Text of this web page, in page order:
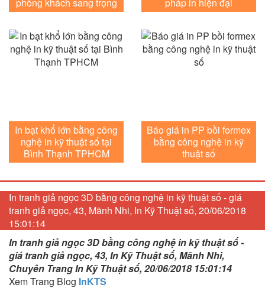
In bạt khổ lớn bằng công
nghệ in kỹ thuật số tại
Bình Thạnh TPHCM
Báo giá in PP bồi formex
bằng công nghệ in kỹ
thuật số
In tranh giả ngọc 3D bằng công nghệ in kỹ thuật số - giá
tranh giả ngọc, 43, Mãnh Nhi, In Kỹ Thuật số, 20/06/2018
15:01:14
In tranh giả ngọc 3D bằng công nghệ in kỹ thuật số -
giá tranh giả ngọc, 43, In Kỹ Thuật số, Mãnh Nhi,
Chuyên Trang In Kỹ Thuật số, 20/06/2018 15:01:14
Xem Trang Blog InKTS